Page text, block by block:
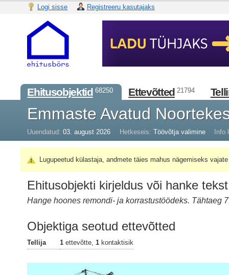
Logi sisse Registreeru kasutajaks
Ehitusobjektid 68250 Ettevõtted 21794
Emmaste Avatud
Uuendatud: 03. august 2026 Hetkeseis: Töövõtja valimine Info
Lugupeetud külastaja, andmete täies mahus nägemiseks
Ehitusobjekti kirjeldus või hanke tekst
Hange hoones remondi- ja korrastustöödeks. Tähtaeg
Objektiga seotud ettevõtted
Tellija 1 ettevõtte, 1 kontaktisik